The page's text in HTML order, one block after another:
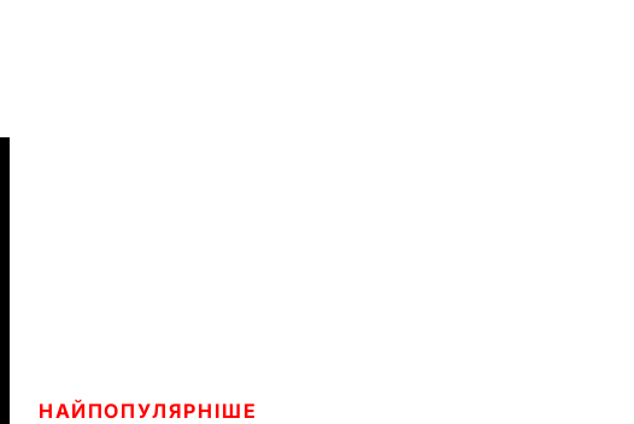
НАЙПОПУЛЯРНІШЕ